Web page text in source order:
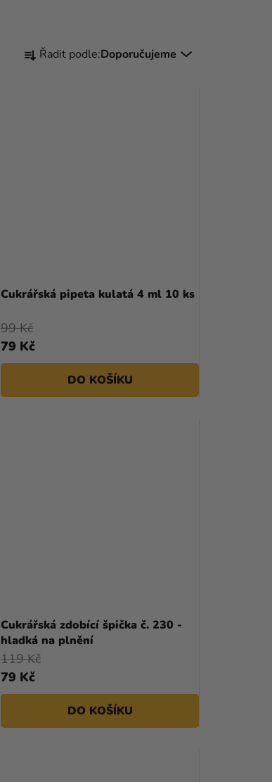
Ř
U
K
T
Ů
Řadit podle:Doporučujeme
Cukrářská pipeta kulatá 4 ml 10 ks
79 Kč
99 Kč
DO KOŠÍKU
Cukrářská zdobící špička č. 230 -
hladká na plnění
79 Kč
119 Kč
DO KOŠÍKU